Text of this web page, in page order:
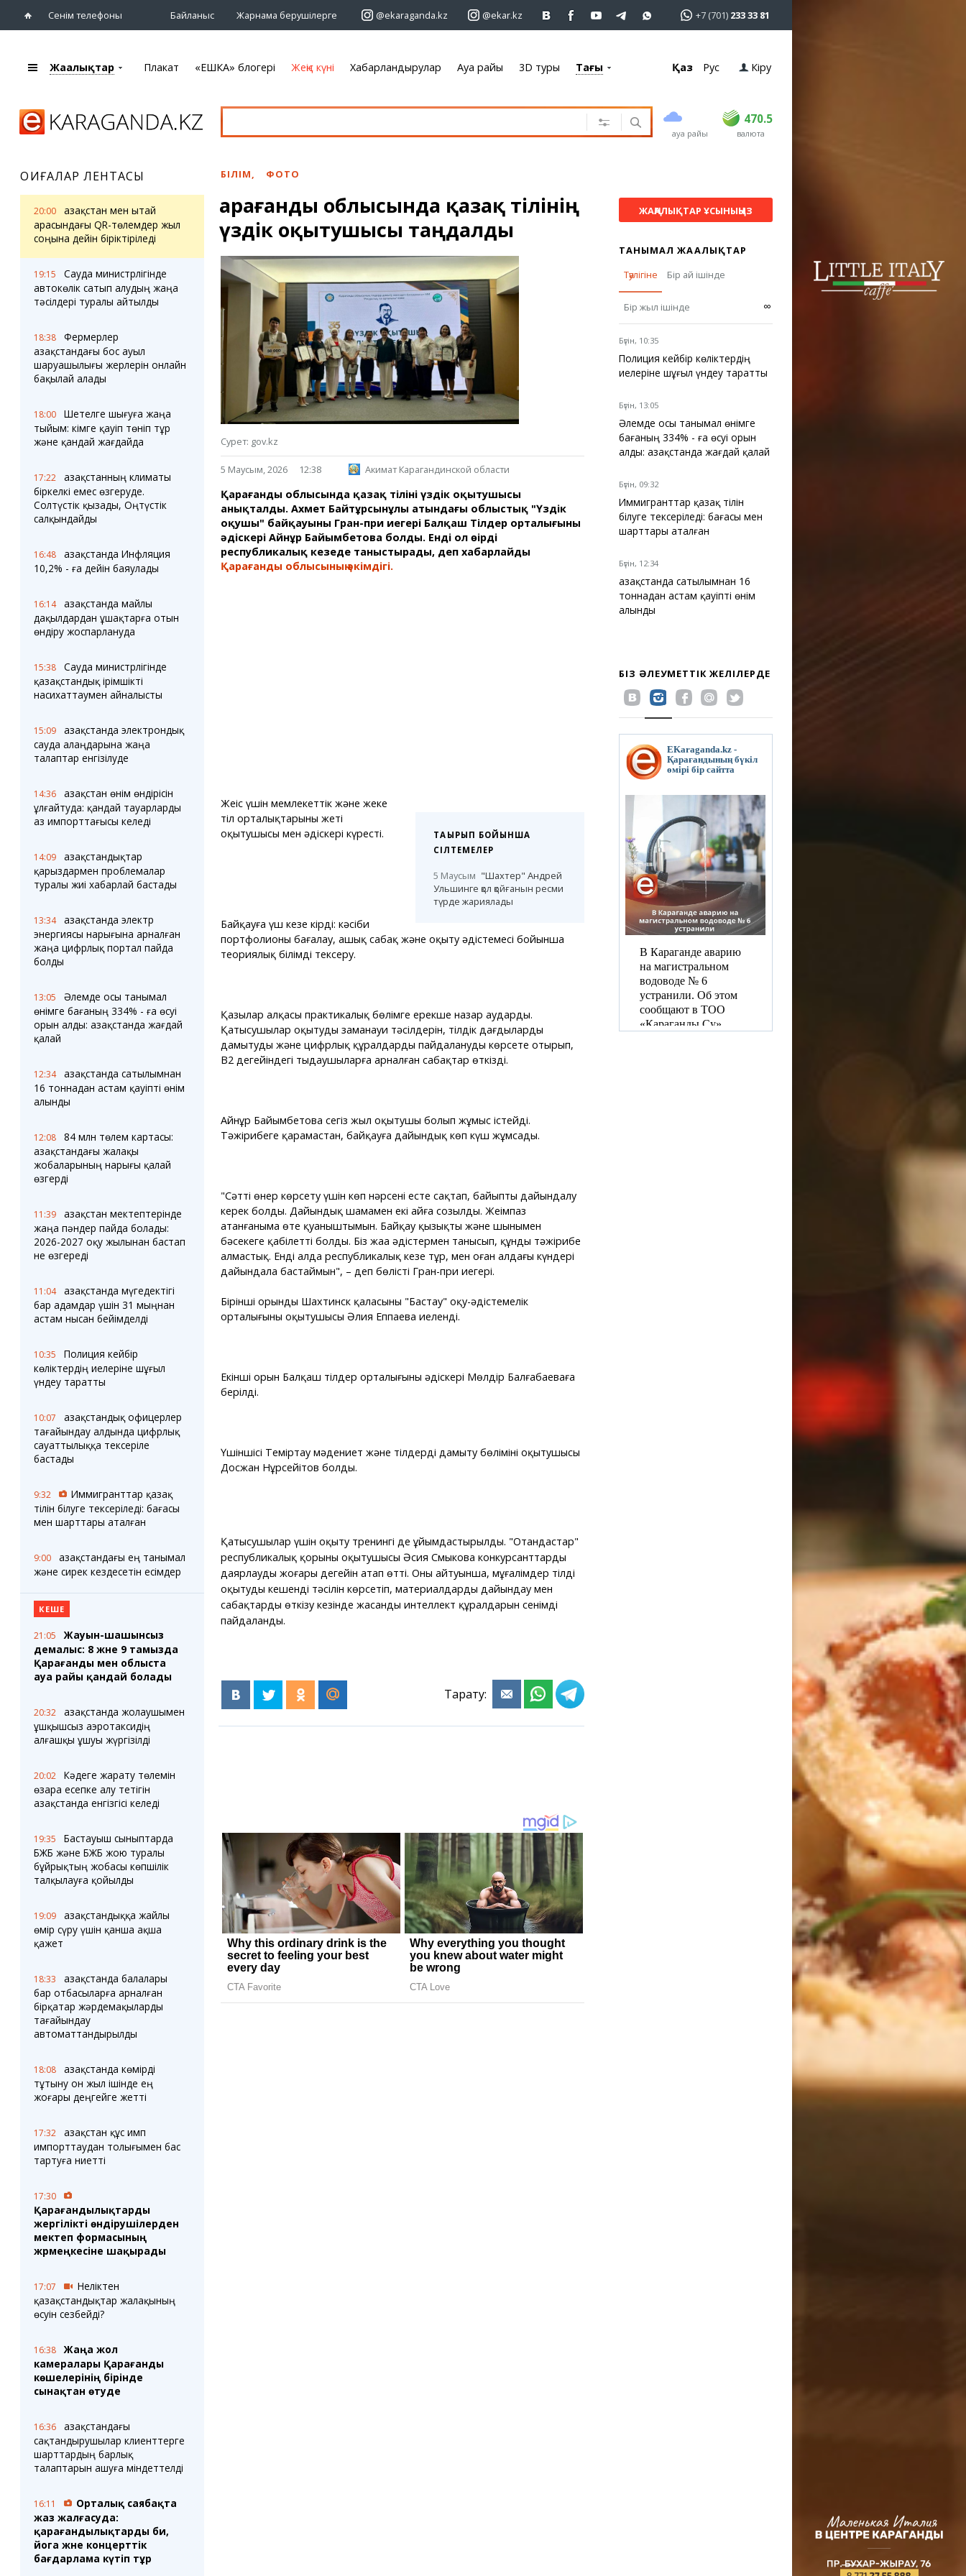
Сенім телефоны Байланыс Жарнама берушілерге @ekaraganda.kz @ekar.kz +7 (701) 233 33 81
Жаңалықтары
Ақпараттық
бюллетень
Сұхбат
Плакат
Театрлар
Спорт
Көрмелер
Цирк және
хайуанаттар бағы
Хабарландырулар
Қызметтер
Электроника
Жиһаз
«ЕШКА» блогері
Соққылар
Фотокомикстер
Аптаның коллажы
Ешкин жұлдыз
Карталар
Веб-камералар
Тығындар
Қарағанды Картасы
Менің учаскелік
Жолдарды жабу
Ауа райы
Қарағанды
Теміртау
Балқаш
Жезқазған
Медиа
Бейне
3D туры
Timelapse
Қызметтер
Аудармашы
КӨЛІК КЕСТЕСІ
Автобус аялдамалары
Төтенше жағдайлар
қызметі
Компаниялар каталогы
Шиналарды сатып
алыңыз, оңай!
Жаңалықтар Плакат «ЕШКА» блогері Жеңіс күні Хабарландырулар Ауа райы 3D туры Тағы Қаз Рус Кіру
ауа райы
470.5
USD 468.5 470.5
EUR валюта
ОҚИҒАЛАР ЛЕНТАСЫ
20:00
Қазақстан мен Қытай
арасындағы QR-төлемдер жыл
соңына дейін біріктіріледі
19:15
Сауда министрлігінде
автокөлік сатып алудың жаңа
тәсілдері туралы айтылды
18:38
Фермерлер
Қазақстандағы бос ауыл
шаруашылығы жерлерін онлайн
бақылай алады
18:00
Шетелге шығуға жаңа
тыйым: кімге қауіп төніп тұр
және қандай жағдайда
17:22
Қазақстанның климаты
біркелкі емес өзгеруде.
Солтүстік қызады, Оңтүстік
салқындайды
16:48
Қазақстанда Инфляция
10,2% - ға дейін баяулады
16:14
Қазақстанда майлы
дақылдардан ұшақтарға отын
өндіру жоспарлануда
15:38
Сауда министрлігінде
қазақстандық ірімшікті
насихаттаумен айналысты
15:09
Қазақстанда электрондық
сауда алаңдарына жаңа
талаптар енгізілуде
14:36
Қазақстан өнім өндірісін
ұлғайтуда: қандай тауарларды
аз импорттағысы келеді
14:09
Қазақстандықтар
қарыздармен проблемалар
туралы жиі хабарлай бастады
13:34
Қазақстанда электр
энергиясы нарығына арналған
жаңа цифрлық портал пайда
болды
13:05
Әлемде осы танымал
өнімге бағаның 334% - ға өсуі
орын алды: Қазақстанда жағдай
қалай
12:34
Қазақстанда сатылымнан
16 тоннадан астам қауіпті өнім
алынды
12:08
84 млн төлем картасы:
Қазақстандағы жалақы
жобаларының нарығы қалай
өзгерді
11:39
Қазақстан мектептерінде
жаңа пәндер пайда болады:
2026-2027 оқу жылынан бастап
не өзгереді
11:04
Қазақстанда мүгедектігі
бар адамдар үшін 31 мыңнан
астам нысан бейімделді
10:35
Полиция кейбір
көліктердің иелеріне шұғыл
үндеу таратты
10:07
Қазақстандық офицерлер
тағайындау алдында цифрлық
сауаттылыққа тексеріле
бастады
9:32
Иммигранттар қазақ
тілін білуге тексеріледі: бағасы
мен шарттары аталған
9:00
Қазақстандағы ең танымал
және сирек кездесетін есімдер
КЕШЕ
21:05
Жауын-шашынсыз
демалыс: 8 және 9 тамызда
Қарағанды мен облыста
ауа райы қандай болады
20:32
Қазақстанда жолаушымен
ұшқышсыз аэротаксидің
алғашқы ұшуы жүргізілді
20:02
Кәдеге жарату төлемін
өзара есепке алу тетігін
Қазақстанда енгізгісі келеді
19:35
Бастауыш сыныптарда
БЖБ және БЖБ жою туралы
бұйрықтың жобасы көпшілік
талқылауға қойылды
19:09
Қазақстандыққа жайлы
өмір сүру үшін қанша ақша
қажет
18:33
Қазақстанда балалары
бар отбасыларға арналған
бірқатар жәрдемақыларды
тағайындау
автоматтандырылды
18:08
Қазақстанда көмірді
тұтыну он жыл ішінде ең
жоғары деңгейге жетті
17:32
Қазақстан құс имп
импорттаудан толығымен бас
тартуға ниетті
17:30
Қарағандылықтарды
жергілікті өндірушілерден
мектеп формасының
жәрмеңкесіне шақырады
17:07
Неліктен
қазақстандықтар жалақының
өсуін сезбейді?
16:38
Жаңа жол
камералары Қарағанды
көшелерінің бірінде
сынақтан өтуде
16:36
Қазақстандағы
сақтандырушылар клиенттерге
шарттардың барлық
талаптарын ашуға міндеттелді
16:11
Орталық саябақта
жаз жалғасуда:
қарағандылықтарды би,
йога және концерттік
бағдарлама күтіп тұр
БІЛІМ, ФОТО
Қарағанды облысында қазақ тілінің
үздік оқытушысы таңдалды
Сурет: gov.kz
5 Маусым, 2026 12:38 Акимат Карагандинской области
Қарағанды облысында қазақ тілінің үздік оқытушысы
анықталды. Ахмет Байтұрсынұлы атындағы облыстық "Үздік
оқушы" байқауының Гран-при иегері Балқаш Тілдер орталығының
әдіскері Айнұр Байымбетова болды. Енді ол өңірді
республикалық кезеңде таныстырады, деп хабарлайды
Қарағанды облысының әкімдігі.
ТАҚЫРЫП БОЙЫНША
СІЛТЕМЕЛЕР
5 Маусым "Шахтер" Андрей
Ульшинге қол қойғанын ресми
түрде жариялады
Жеңіс үшін мемлекеттік және жеке
тіл орталықтарының жеті
оқытушысы мен әдіскері күресті.
Байқауға үш кезең кірді: кәсіби
портфолионы бағалау, ашық сабақ және оқыту әдістемесі бойынша
теориялық білімді тексеру.
Қазылар алқасы практикалық бөлімге ерекше назар аударды.
Қатысушылар оқытудың заманауи тәсілдерін, тілдік дағдыларды
дамытуды және цифрлық құралдарды пайдалануды көрсете отырып,
В2 деңгейіндегі тыңдаушыларға арналған сабақтар өткізді.
Айнұр Байымбетова сегіз жыл оқытушы болып жұмыс істейді.
Тәжірибеге қарамастан, байқауға дайындық көп күш жұмсады.
"Сәтті өнер көрсету үшін көп нәрсені есте сақтап, байыпты дайындалу
керек болды. Дайындық шамамен екі айға созылды. Жеңімпаз
атанғаныма өте қуаныштымын. Байқау қызықты және шынымен
бәсекеге қабілетті болды. Біз жаңа әдістермен танысып, құнды тәжірибе
алмастық. Енді алда республикалық кезең тұр, мен оған алдағы күндері
дайындала бастаймын", – деп бөлісті Гран-при иегері.
Бірінші орынды Шахтинск қаласының "Бастау" оқу-әдістемелік
орталығының оқытушысы Әлия Еппаева иеленді.
Екінші орын Балқаш тілдер орталығының әдіскері Мөлдір Балғабаеваға
берілді.
Үшіншісі Теміртау мәдениет және тілдерді дамыту бөлімінің оқытушысы
Досжан Нұрсейітов болды.
Қатысушылар үшін оқыту тренингі де ұйымдастырылды. "Отандастар"
республикалық қорының оқытушысы Әсия Смыкова конкурсанттарды
даярлаудың жоғары деңгейін атап өтті. Оның айтуынша, мұғалімдер тілді
оқытудың кешенді тәсілін көрсетіп, материалдарды дайындау мен
сабақтарды өткізу кезінде жасанды интеллект құралдарын сенімді
пайдаланды.
Тарату:
ЖАҢАЛЫҚТАР ҰСЫНЫҢЫЗ
ТАНЫМАЛ ЖАҢАЛЫҚТАР
Тәулігіне
Бір ай ішінде
Бір жыл ішінде ∞
Бүгін, 10:35
Полиция кейбір көліктердің
иелеріне шұғыл үндеу таратты
Бүгін, 13:05
Әлемде осы танымал өнімге
бағаның 334% - ға өсуі орын
алды: Қазақстанда жағдай қалай
Бүгін, 09:32
Иммигранттар қазақ тілін
білуге тексеріледі: бағасы мен
шарттары аталған
Бүгін, 12:34
Қазақстанда сатылымнан 16
тоннадан астам қауіпті өнім
алынды
БІЗ ӘЛЕУМЕТТІК ЖЕЛІЛЕРДЕ
EKaraganda.kz -
Қарағандының бүкіл
өмірі бір сайтта